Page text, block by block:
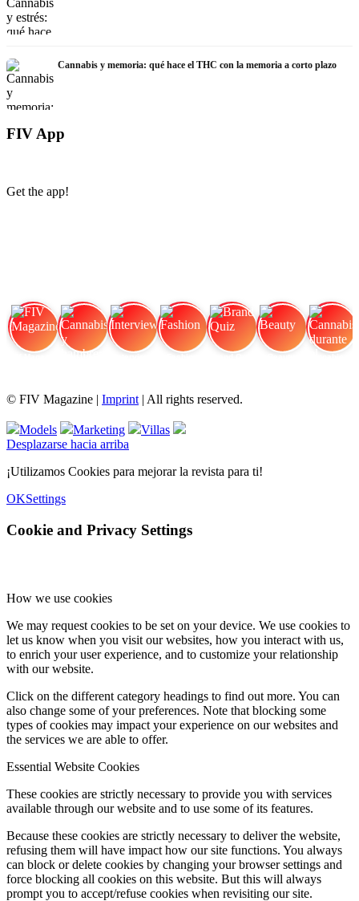
Cannabis y memoria: qué hace el THC con la memoria a corto plazo
FIV App
Get the app!
© FIV Magazine | Imprint | All rights reserved.
Models Marketing
Villas
Desplazarse hacia arriba
¡Utilizamos Cookies para mejorar la revista para ti!
OKSettings
Cookie and Privacy Settings
How we use cookies
We may request cookies to be set on your device. We use cookies to
let us know when you visit our websites, how you interact with us,
to enrich your user experience, and to customize your relationship
with our website.
Click on the different category headings to find out more. You can
also change some of your preferences. Note that blocking some
types of cookies may impact your experience on our websites and
the services we are able to offer.
Essential Website Cookies
These cookies are strictly necessary to provide you with services
available through our website and to use some of its features.
Because these cookies are strictly necessary to deliver the website,
refusing them will have impact how our site functions. You always
can block or delete cookies by changing your browser settings and
force blocking all cookies on this website. But this will always
prompt you to accept/refuse cookies when revisiting our site.